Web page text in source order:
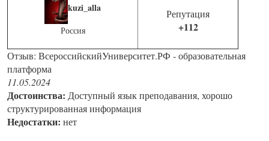
kuzi_alla
Россия
Репутация
+112
Отзыв: ВсероссийскийУниверситет.РФ - образовательная
платформа
11.05.2024
Достоинства: Доступный язык преподавания, хорошо
структурированная информация
Недостатки: нет